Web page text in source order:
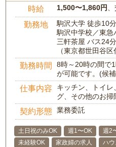
時給 1,500〜1,860円
勤務地
駒沢大学 徒歩10分
駒沢中学校／東急
三軒茶屋 バス24分
（東京都世田谷区
勤務時間
8時～20時の間で
が可能です。(候
仕事内容
キッチン、トイ
グ、その他のお掃
契約形態 業務委託
土日祝のみOK 週1〜OK 週2
未経験OK
家政婦の求人 ハ